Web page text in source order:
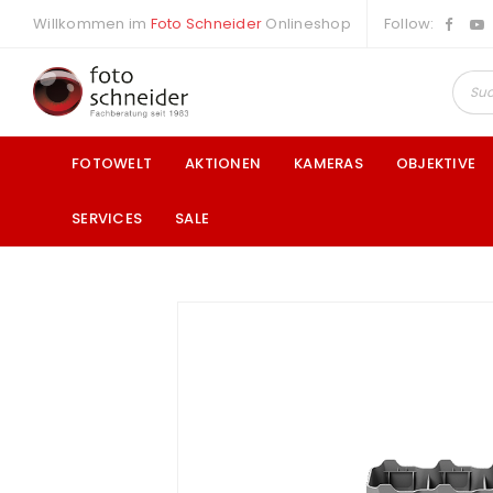
Willkommen im Foto Schneider Onlineshop Follow:
FOTOWELT AKTIONEN KAMERAS OBJEKTIVE
SERVICES SALE